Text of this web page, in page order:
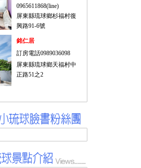
0965611868(line)
屏東縣琉球鄉杉福村復
興路91-6號
銘仁居
訂房電話0989036098
屏東縣琉球鄉天福村中
正路51之2